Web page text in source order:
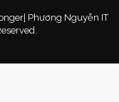
Phương Nguyễn IT